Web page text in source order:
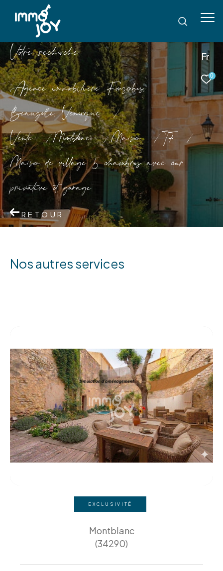
Fr
0
Vore recece
Agence immobilière Fonsorbes,
Beauzelle, Venerque
Vente
Montblanc Maison
T7
Maison de village 5 chambres avec cour
privative et garage
RETOUR
nos autres services
EXCLUSIVITÉ
Montblanc
(34290)